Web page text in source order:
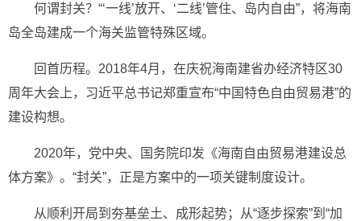
何谓封关？“‘一线’放开、‘二线’管住、岛内自由”，将海南
岛全岛建成一个海关监管特殊区域。
回首历程。2018年4月，在庆祝海南建省办经济特区30
周年大会上，习近平总书记郑重宣布“中国特色自由贸易港”的
建设构想。
2020年，党中央、国务院印发《海南自由贸易港建设总
体方案》。“封关”，正是方案中的一项关键制度设计。
从顺利开局到夯基垒土、成形起势；从“逐步探索”到“加